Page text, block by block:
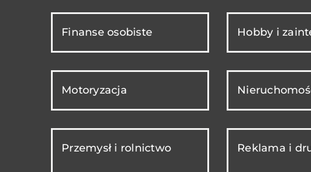
Finanse osobiste Hobby i
Motoryzacja
Przemysł i rolnictwo Reklama i